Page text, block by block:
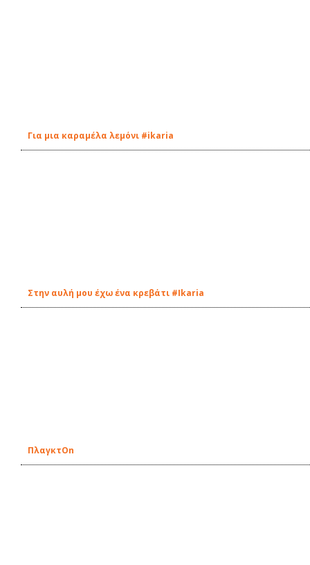
Για μια καραμέλα λεμόνι #ikaria
Στην αυλή μου έχω ένα κρεβάτι #Ikaria
ΠλαγκτOn